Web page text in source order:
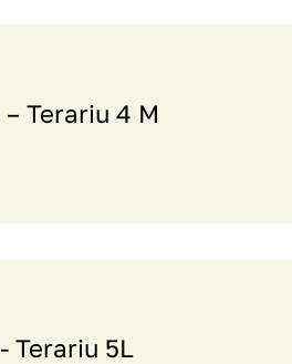
Terariu 4 M
Terariu 5L